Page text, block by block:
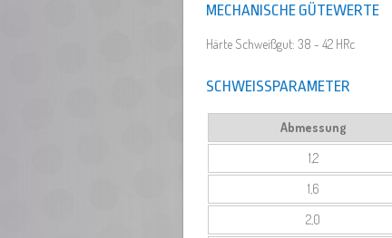
MECHANISCHE GÜTEWERTE
Härte Schweißgut: 38 - 42 HRc
SCHWEISSPARAMETER
Abmessung
1,2
1,6
2,0